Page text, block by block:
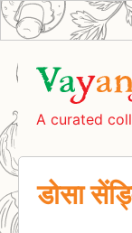
A curated
डोसा